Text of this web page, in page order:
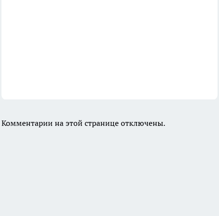
Комментарии на этой странице отключены.